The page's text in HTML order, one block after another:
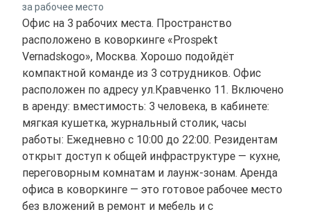
за рабочее место
Офис на 3 рабочих места. Пространство
расположено в коворкинге «Prospekt
Vernadskogo», Москва. Хорошо подойдёт
компактной команде из 3 сотрудников. Офис
расположен по адресу ул.Кравченко 11. Включено
в аренду: вместимость: 3 человека, в кабинете:
мягкая кушетка, журнальный столик, часы
работы: Ежедневно с 10:00 до 22:00. Резидентам
открыт доступ к общей инфраструктуре — кухне,
переговорным комнатам и лаунж-зонам. Аренда
офиса в коворкинге — это готовое рабочее место
без вложений в ремонт и мебель и с